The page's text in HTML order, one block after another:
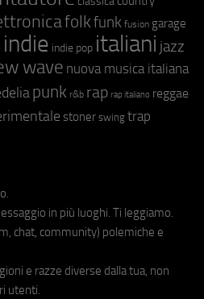
folkfunk fusion garage
indie indie pop italiani jazz
wave nuova musica italiana
punk r&b rap rap italiano reggae
stoner swing trap
in più luoghi. Ti leggiamo.
chat, community) polemiche e
e razze diverse dalla tua, non
utenti.